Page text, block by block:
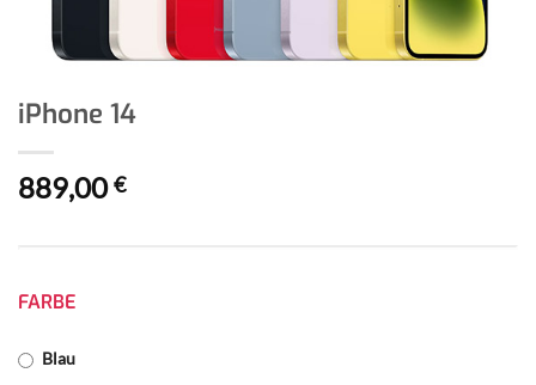
iPhone 14
889,00€
FARBE
Blau